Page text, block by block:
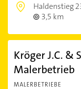
Haldenstieg
3,5 km
Kröger J.C. &
Malerbetrieb
MALERBETRIEBE